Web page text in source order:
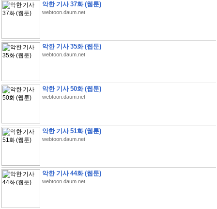
악한 기사 37화 (웹툰)
webtoon.daum.net
악한 기사 35화 (웹툰)
webtoon.daum.net
악한 기사 50화 (웹툰)
webtoon.daum.net
악한 기사 51화 (웹툰)
webtoon.daum.net
악한 기사 44화 (웹툰)
webtoon.daum.net